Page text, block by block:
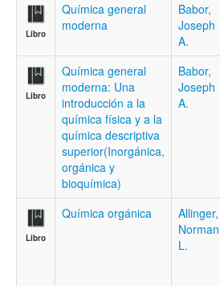
Libro
Química general
moderna
Babor,
Joseph
A.
Libro
Química general
moderna: Una
introducción a la
química física y a la
química descriptiva
superior(Inorgánica,
orgánica y
bioquímica)
Babor,
Joseph
A.
Libro
Química orgánica
Allinger,
Norman
L.